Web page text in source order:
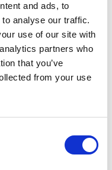
and ads, to
analyse our traffic.
use of our site with
partners who
that you’ve
from your use
des avantages
en commun des
le
de pointe
le marché, au service
et régions.